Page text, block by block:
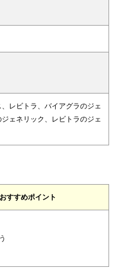
レビトラ、バイアグラのジェ
ェネリック、レビトラのジェ
すすめポイント